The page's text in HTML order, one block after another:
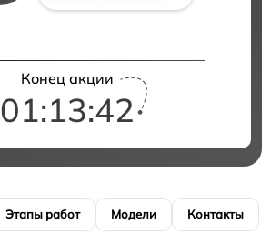
Конец акции
01:13:41
Этапы работ Модели Контакты